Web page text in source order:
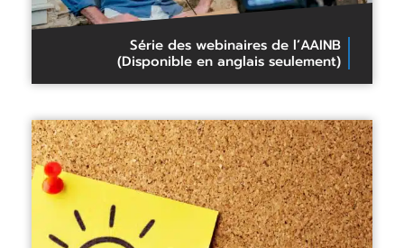
Série des webinaires de l’AAINB
(Disponible en anglais seulement)